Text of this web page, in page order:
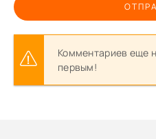
Комментариев еще
первым!